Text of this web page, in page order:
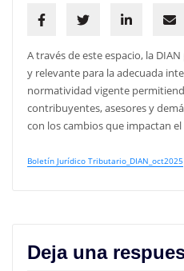
A través de este espacio, la
y relevante para la adecuada
normatividad vigente
contribuyentes, asesores y
con los cambios que impactan
Boletín Jurídico Tributario_DIAN_oct2025
Deja una